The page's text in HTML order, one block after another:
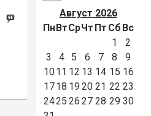
Август 2026
ПнВтСрЧт Пт Сб Вс
1
2
3
4 5 6 7 8
9
1011 12 13 14 15 16
1718 19 20 21 22 23
2425 26 27 28 29 30